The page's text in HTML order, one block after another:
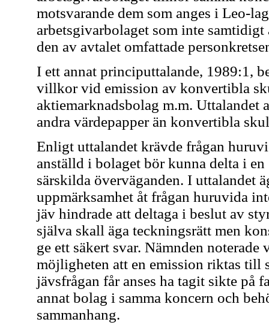
motsvarande dem som anges i Leo-
arbetsgivarbolaget som inte
den av avtalet omfattade
I ett annat principuttalande, 1989:1,
villkor vid emission av konvertibla
aktiemarknadsbolag m.m.
andra värdepapper än konvertibla
Enligt uttalandet krävde frågan
anställd i bolaget bör kunna delta i
särskilda överväganden. I uttalandet
uppmärksamhet åt frågan huruvida
jäv hindrade att deltaga i beslut av
själva skall äga teckningsrätt men
ge ett säkert svar. Nämnden
möjligheten att en emission riktas till
jävsfrågan får anses ha tagit sikte på
annat bolag i samma koncern och
sammanhang.